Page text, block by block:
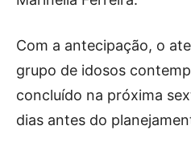
Com a antecipação, o
grupo de idosos
concluído na próxima
dias antes do